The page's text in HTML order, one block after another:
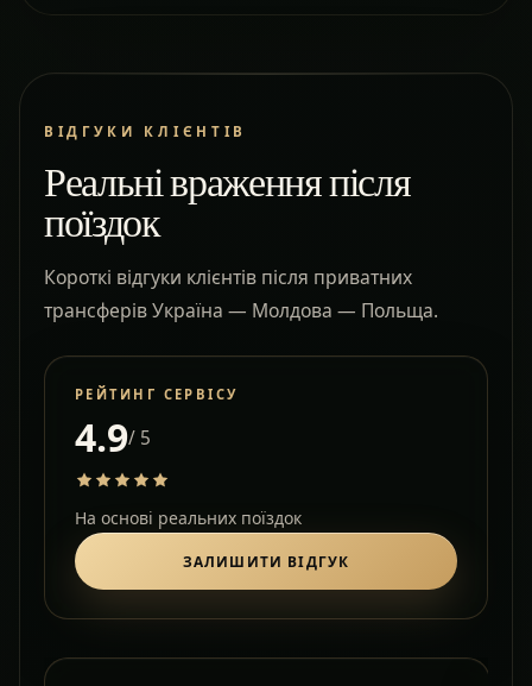
ВІДГУКИ КЛІЄНТІВ
Реальні враження після
поїздок
Короткі відгуки клієнтів після приватних
трансферів Україна — Молдова — Польща.
РЕЙТИНГ СЕРВІСУ
4.9/ 5
На основі реальних поїздок
ЗАЛИШИТИ ВІДГУК